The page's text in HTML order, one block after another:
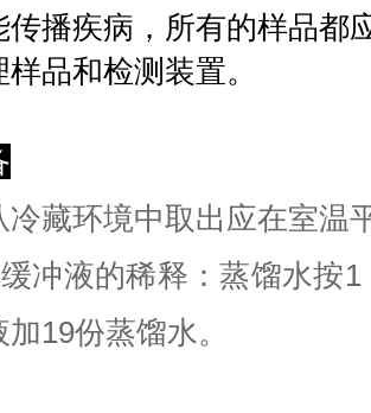
传播疾病，所有的样品都
样品和检测装置。
冷藏环境中取出应在室温
冲液的稀释：蒸馏水按
19份蒸馏水。